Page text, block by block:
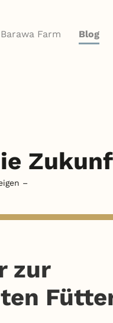
Barawa Farm Blog
–
zur